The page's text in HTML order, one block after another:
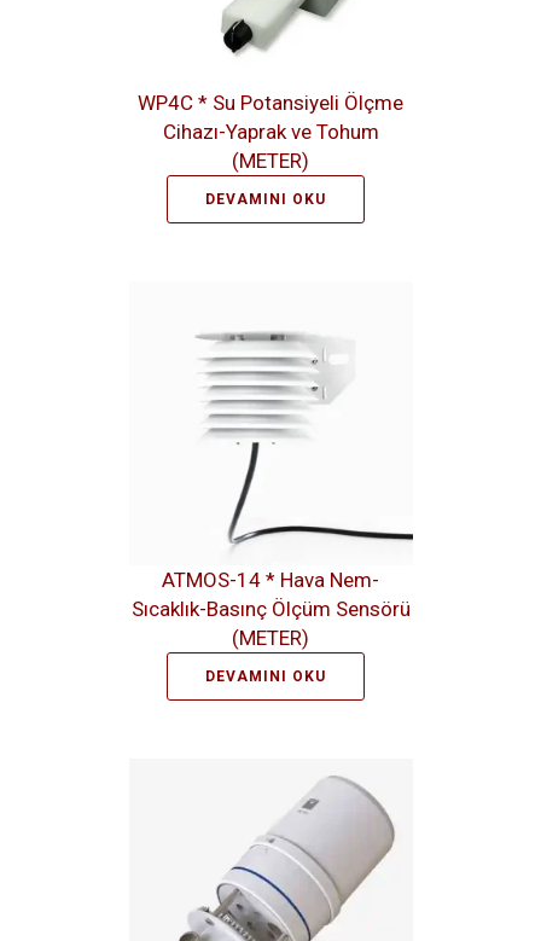
WP4C * Su Potansiyeli Ölçme
Cihazı-Yaprak ve Tohum
(METER)
DEVAMINI OKU
ATMOS-14 * Hava Nem-
Sıcaklık-Basınç Ölçüm Sensörü
(METER)
DEVAMINI OKU